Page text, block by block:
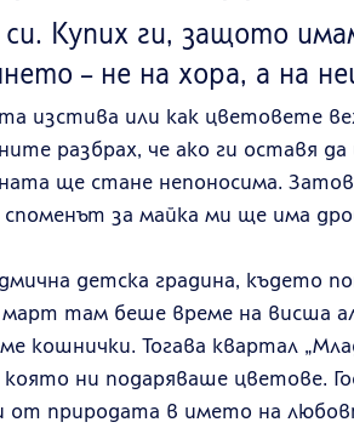
си. Купих ги, защото
– не на хора, а на
изстива или как цветовете
разбрах, че ако ги оставя
ще стане непоносима.
за майка ми ще има
детска градина, където
там беше време на висша
кошнички. Тогава квартал
която ни подаряваше цветове.
от природата в името на